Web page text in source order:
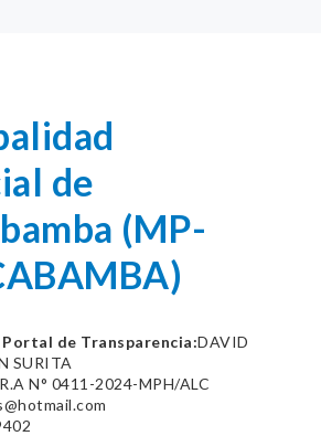
de
(MP-
Portal de Transparencia:DAVID
SURITA
R.A N° 0411-2024-MPH/ALC